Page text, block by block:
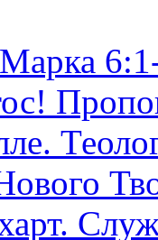
Марка